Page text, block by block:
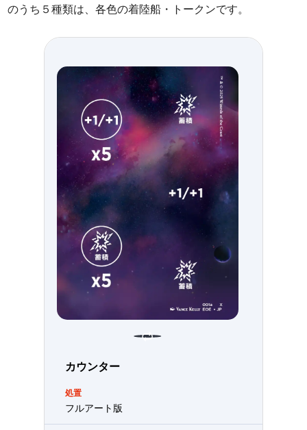
のうち５種類は、各色の着陸船・トークンです。
カウンター
処置
フルアート版